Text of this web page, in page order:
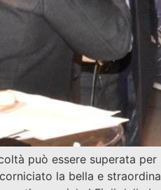
può essere superata
la bella e